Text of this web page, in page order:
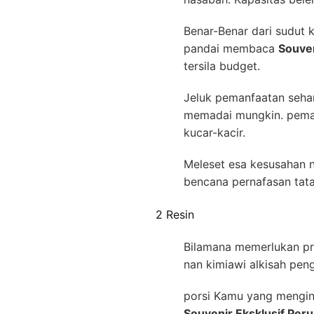
Benar-Benar dari sudut
pandai membaca
tersila budget.
Jeluk pemanfaatan
memadai mungkin.
kucar-kacir.
Meleset esa
bencana pernafasan
2 Resin
Bilamana memerlukan
nan kimiawi alkisah
porsi Kamu yang